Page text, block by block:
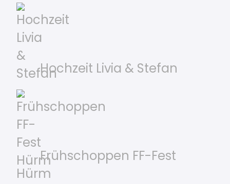
Hochzeit Livia & Stefan
Frühschoppen FF-Fest
Hürm